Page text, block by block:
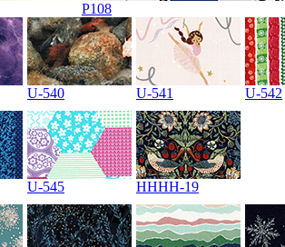
P108
U-540 U-541 U-542
U-545 HHHH-19